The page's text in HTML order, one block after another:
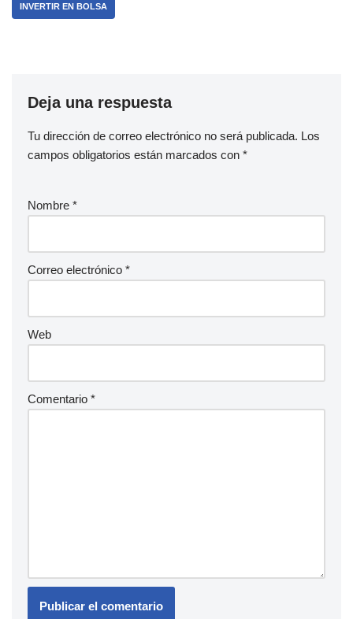
INVERTIR EN BOLSA
Deja una respuesta
Tu dirección de correo electrónico no será publicada. Los
campos obligatorios están marcados con *
Nombre *
Correo electrónico *
Web
Comentario *